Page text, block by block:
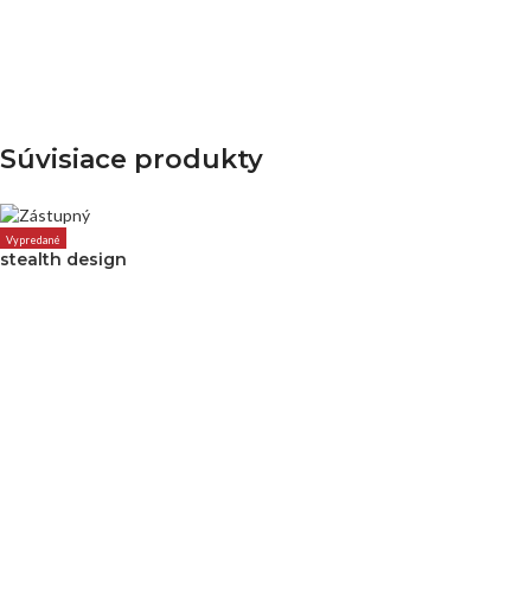
Súvisiace produkty
Vypredané
stealth design